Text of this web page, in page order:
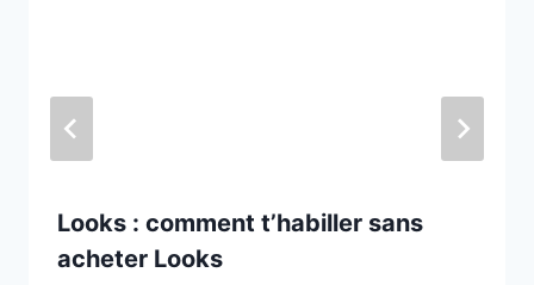
Looks : comment t’habiller sans
acheter Looks